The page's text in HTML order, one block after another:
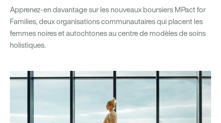
Apprenez-en davantage sur les nouveaux boursiers MPact for
Families, deux organisations communautaires qui placent les
femmes noires et autochtones au centre de modèles de soins
holistiques.